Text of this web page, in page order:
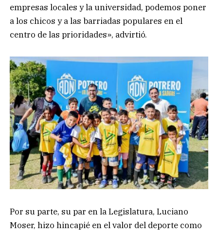
empresas locales y la universidad, podemos poner
a los chicos y a las barriadas populares en el
centro de las prioridades», advirtió.
Por su parte, su par en la Legislatura, Luciano
Moser, hizo hincapié en el valor del deporte como